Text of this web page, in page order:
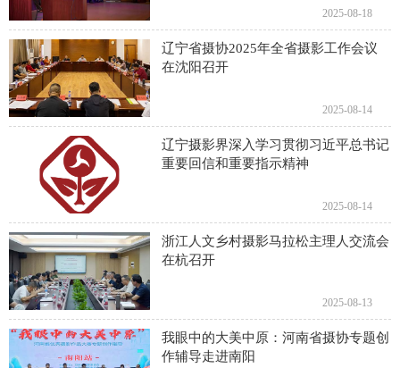
2025-08-18
辽宁省摄协2025年全省摄影工作会议
在沈阳召开
2025-08-14
辽宁摄影界深入学习贯彻习近平总书记
重要回信和重要指示精神
2025-08-14
浙江人文乡村摄影马拉松主理人交流会
在杭召开
2025-08-13
我眼中的大美中原：河南省摄协专题创
作辅导走进南阳